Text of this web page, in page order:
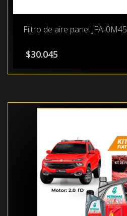
Filtro de aire panel JFA-0M45
$30.045